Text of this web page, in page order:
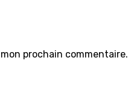
prochain commentaire.